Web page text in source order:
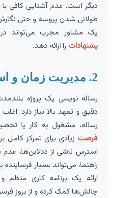
دیگر است. عدم آشنایی کافی
طولانی شدن پروسه و حتی
یک مشاور مجرب می‌تواند در
پشنهادات را ارائه دهد.
2. مدیریت زمان و استرس
رساله نویسی یک پروژه
دقیق و تعهد بالا نیاز دارد.
رساله، مشغول به کار یا
فرصت زیادی برای تمرکز
استرس ناشی از ددلاین‌ها،
راهنما، می‌تواند بسیار
ارائه یک برنامه کاری منظم
چالش‌ها کمک کرده و از بروز